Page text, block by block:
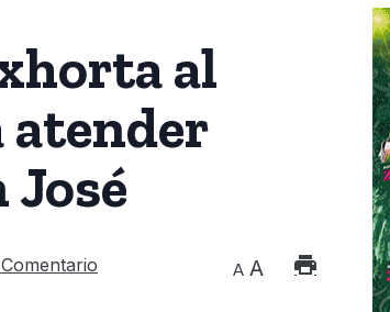
al
atender
José
A A